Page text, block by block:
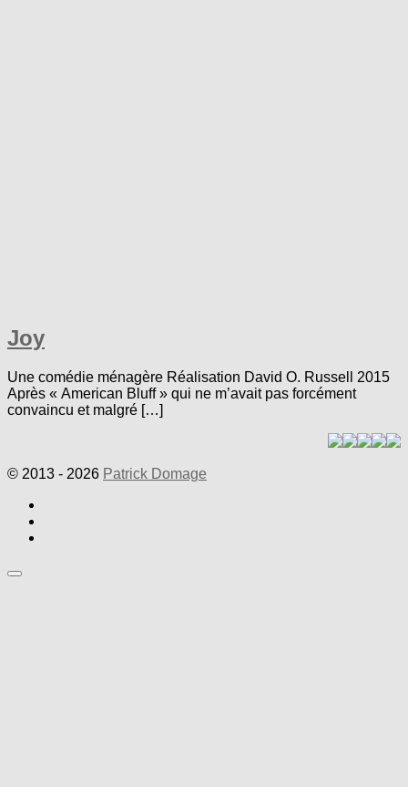
Joy
Une comédie ménagère Réalisation David O. Russell 2015
Après « American Bluff » qui ne m’avait pas forcément
convaincu et malgré […]
© 2013 - 2026 Patrick Domage